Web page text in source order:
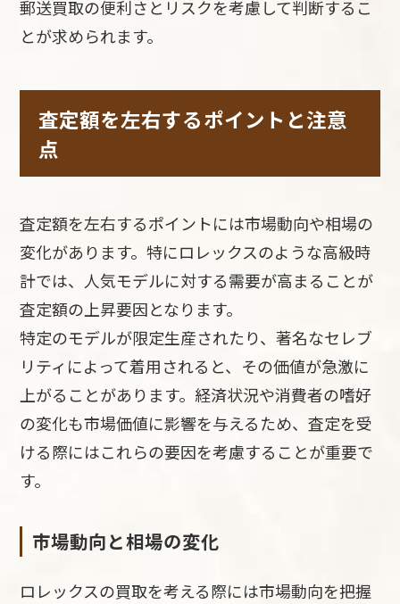
郵送買取の便利さとリスクを考慮して判断するこ
とが求められます。
査定額を左右するポイントと注意
点
査定額を左右するポイントには市場動向や相場の
変化があります。特にロレックスのような高級時
計では、人気モデルに対する需要が高まることが
査定額の上昇要因となります。
特定のモデルが限定生産されたり、著名なセレブ
リティによって着用されると、その価値が急激に
上がることがあります。経済状況や消費者の嗜好
の変化も市場価値に影響を与えるため、査定を受
ける際にはこれらの要因を考慮することが重要で
す。
市場動向と相場の変化
ロレックスの買取を考える際には市場動向を把握